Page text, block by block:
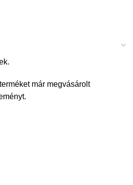
már megvásárolt